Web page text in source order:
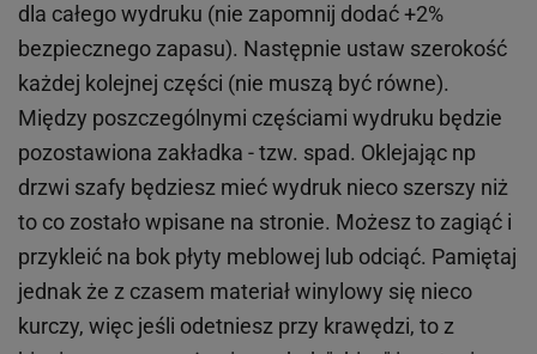
dla całego wydruku (nie zapomnij dodać +2%
bezpiecznego zapasu). Następnie ustaw szerokość
każdej kolejnej części (nie muszą być równe).
Między poszczególnymi częściami wydruku będzie
pozostawiona zakładka - tzw. spad. Oklejając np
drzwi szafy będziesz mieć wydruk nieco szerszy niż
to co zostało wpisane na stronie. Możesz to zagiąć i
przykleić na bok płyty meblowej lub odciąć. Pamiętaj
jednak że z czasem materiał winylowy się nieco
kurczy, więc jeśli odetniesz przy krawędzi, to z